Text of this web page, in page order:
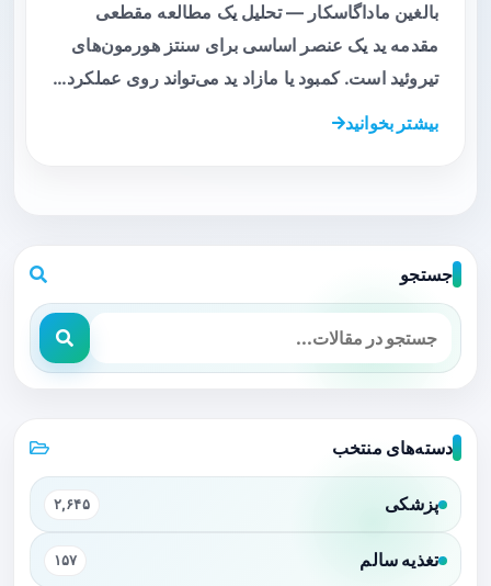
بالغین ماداگاسکار — تحلیل یک مطالعه مقطعی
مقدمه ید یک عنصر اساسی برای سنتز هورمون‌های
تیروئید است. کمبود یا مازاد ید می‌تواند روی عملکرد…
بیشتر بخوانید
جستجو
دسته‌های منتخب
پزشکی ۲,۶۴۵
تغذیه سالم ۱۵۷